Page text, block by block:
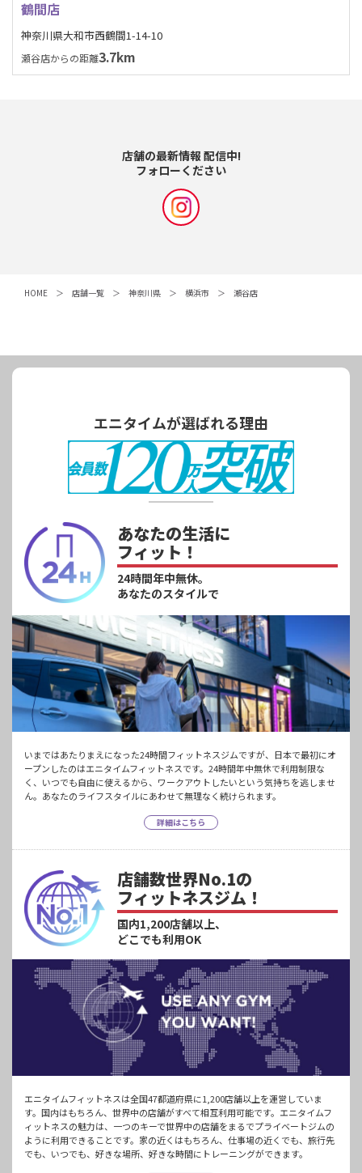
鶴間店
神奈川県大和市西鶴間1-14-10
瀬谷店からの距離3.7km
店舗の最新情報 配信中!
フォローください
HOME 店舗一覧 神奈川県 横浜市 瀬谷店
エニタイムが選ばれる理由
あなたの生活に
フィット！
24時間年中無休。
あなたのスタイルで
いまではあたりまえになった24時間フィットネスジムですが、日本で最初にオ
ープンしたのはエニタイムフィットネスです。24時間年中無休で利用制限な
く、いつでも自由に使えるから、ワークアウトしたいという気持ちを逃しませ
ん。あなたのライフスタイルにあわせて無理なく続けられます。
詳細はこちら
店舗数世界No.1の
フィットネスジム！
国内1,200店舗以上、
どこでも利用OK
エニタイムフィットネスは全国47都道府県に1,200店舗以上を運営していま
す。国内はもちろん、世界中の店舗がすべて相互利用可能です。エニタイムフ
ィットネスの魅力は、一つのキーで世界中の店舗をまるでプライベートジムの
ように利用できることです。家の近くはもちろん、仕事場の近くでも、旅行先
でも、いつでも、好きな場所、好きな時間にトレーニングができます。